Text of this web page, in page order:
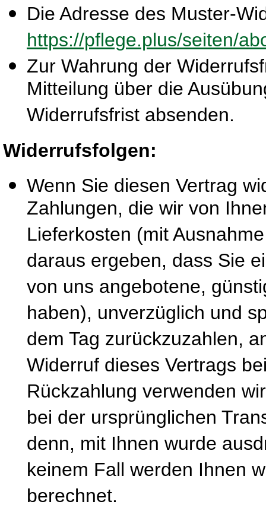
Die Adresse des Muster-
https://pflege.plus/seiten/
Zur Wahrung der
Mitteilung über die
Widerrufsfrist absenden.
Widerrufsfolgen:
Wenn Sie diesen Vertrag
Zahlungen, die wir von
Lieferkosten (mit
daraus ergeben, dass Sie
von uns angebotene,
haben), unverzüglich und
dem Tag zurückzuzahlen,
Widerruf dieses Vertrags
Rückzahlung verwenden
bei der ursprünglichen
denn, mit Ihnen wurde
keinem Fall werden Ihnen
berechnet.